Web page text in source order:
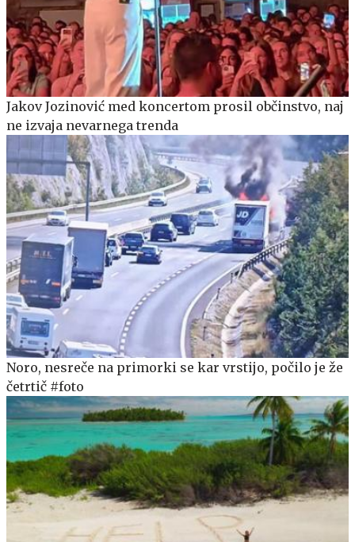
Jakov Jozinović med koncertom prosil občinstvo, naj
ne izvaja nevarnega trenda
Noro, nesreče na primorki se kar vrstijo, počilo je že
četrtič #foto